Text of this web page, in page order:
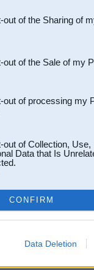
Participants
out of the Sharing of
out of the Sale of my
out of processing my
out of Collection,
Data that Is
CONFIRM
Data Deletion